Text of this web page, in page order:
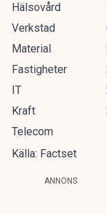
Hälsovård
Verkstad
Material
Fastigheter
IT
Kraft
Telecom
Källa: Factset
ANNONS